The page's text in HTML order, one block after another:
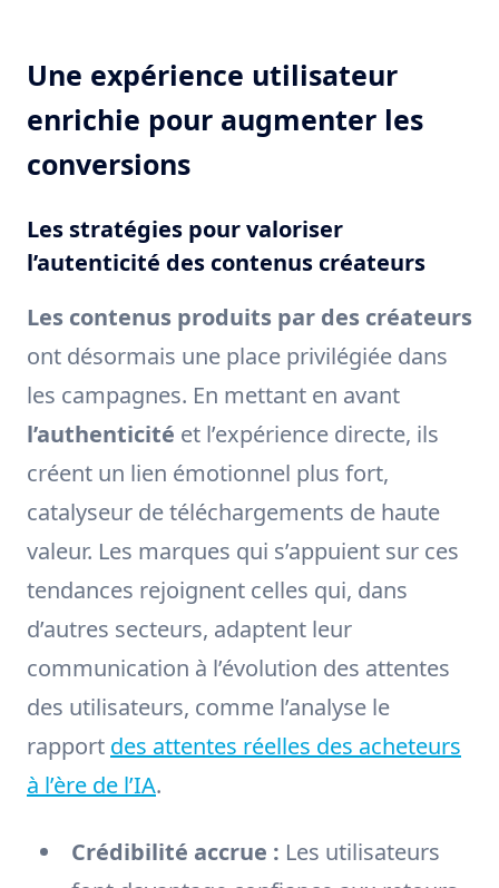
Une expérience utilisateur
enrichie pour augmenter les
conversions
Les stratégies pour valoriser
l’autenticité des contenus créateurs
Les contenus produits par des créateurs
ont désormais une place privilégiée dans
les campagnes. En mettant en avant
l’authenticité et l’expérience directe, ils
créent un lien émotionnel plus fort,
catalyseur de téléchargements de haute
valeur. Les marques qui s’appuient sur ces
tendances rejoignent celles qui, dans
d’autres secteurs, adaptent leur
communication à l’évolution des attentes
des utilisateurs, comme l’analyse le
rapport des attentes réelles des acheteurs
à l’ère de l’IA.
Crédibilité accrue : Les utilisateurs